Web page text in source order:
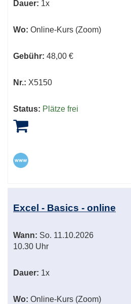
Dauer: 1x
Wo: Online-Kurs (Zoom)
Gebühr: 48,00 €
Nr.: X5150
Status: Plätze frei
Excel - Basics - online
Wann: So. 11.10.2026
10.30 Uhr
Dauer: 1x
Wo: Online-Kurs (Zoom)